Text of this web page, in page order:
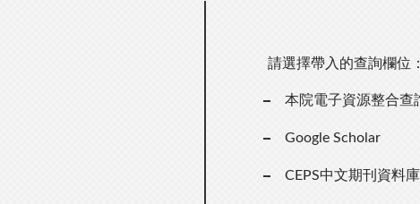
請選擇帶入的查詢欄位：
本院電子資源整合查
Google Scholar
CEPS中文期刊資料庫